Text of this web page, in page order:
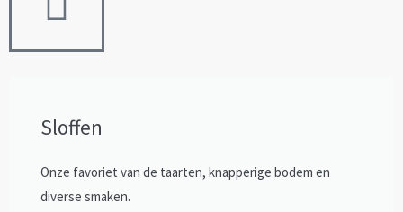
Sloffen
Onze favoriet van de taarten, knapperige bodem en
diverse smaken.